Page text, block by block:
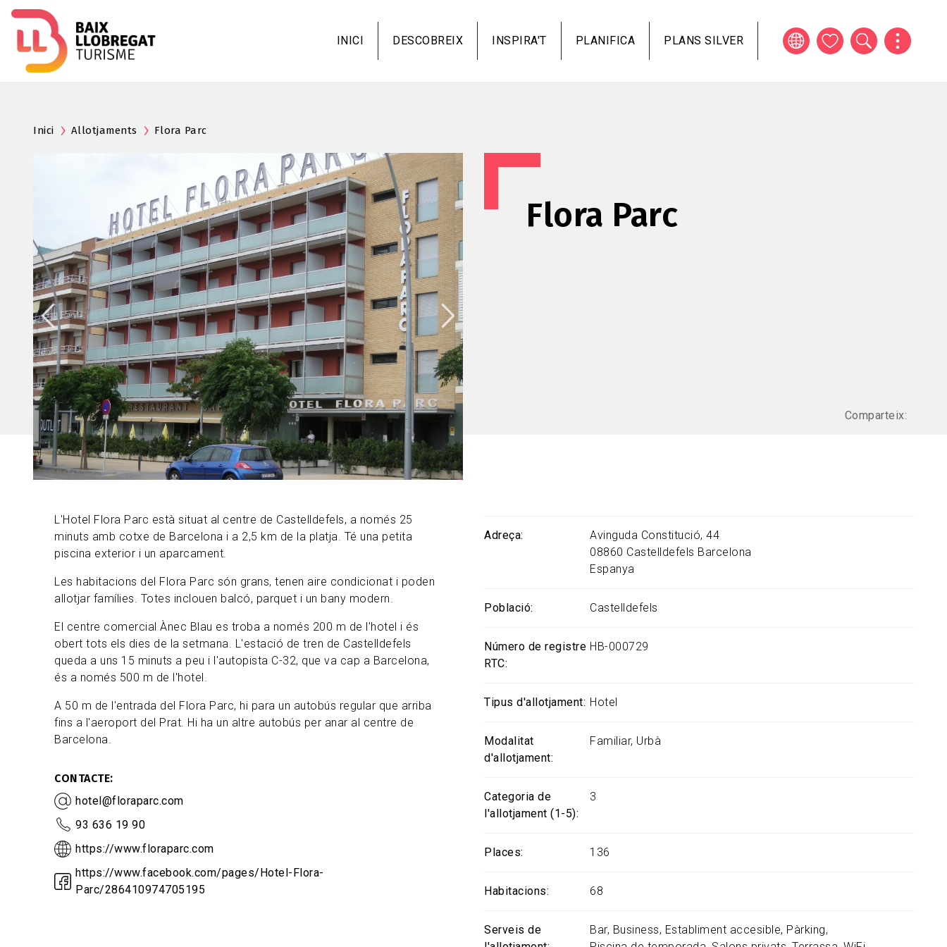
al
contingut
INICI DESCOBREIX INSPIRA'T PLANIFICA PLANS SILVER
Inici Allotjaments Flora Parc
Flora Parc
Comparteix:
L'Hotel Flora Parc està situat al centre de Castelldefels, a només 25
minuts amb cotxe de Barcelona i a 2,5 km de la platja. Té una petita
piscina exterior i un aparcament.
Les habitacions del Flora Parc són grans, tenen aire condicionat i poden
allotjar famílies. Totes inclouen balcó, parquet i un bany modern.
El centre comercial Ànec Blau es troba a només 200 m de l'hotel i és
obert tots els dies de la setmana. L'estació de tren de Castelldefels
queda a uns 15 minuts a peu i l'autopista C-32, que va cap a Barcelona,
és a només 500 m de l'hotel.
A 50 m de l'entrada del Flora Parc, hi para un autobús regular que arriba
fins a l'aeroport del Prat. Hi ha un altre autobús per anar al centre de
Barcelona.
CONTACTE
hotel@floraparc.com
93 636 19 90
https://www.floraparc.com
https://www.facebook.com/pages/Hotel-Flora-
Parc/286410974705195
Adreça
Avinguda Constitució, 44
08860 Castelldefels Barcelona
Espanya
Població Castelldefels
Número de registre
RTC
HB-000729
Tipus d'allotjament Hotel
Modalitat
d'allotjament
Familiar Urbà
Categoria de
l'allotjament (1-5)
3
Places 136
Habitacions 68
Serveis de
Bar Business Establiment accesible Pàrking